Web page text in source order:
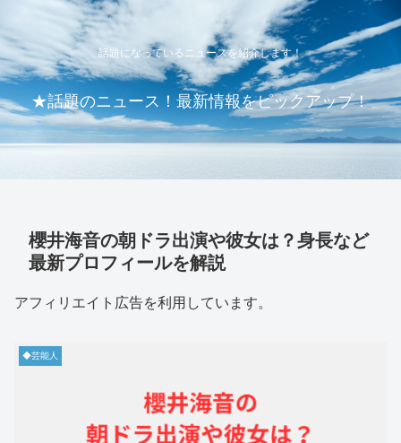
話題になっているニュースを紹介します！
★話題のニュース！最新情報をピックアップ！
櫻井海音の朝ドラ出演や彼女は？身長など
最新プロフィールを解説
アフィリエイト広告を利用しています。
◆芸能人